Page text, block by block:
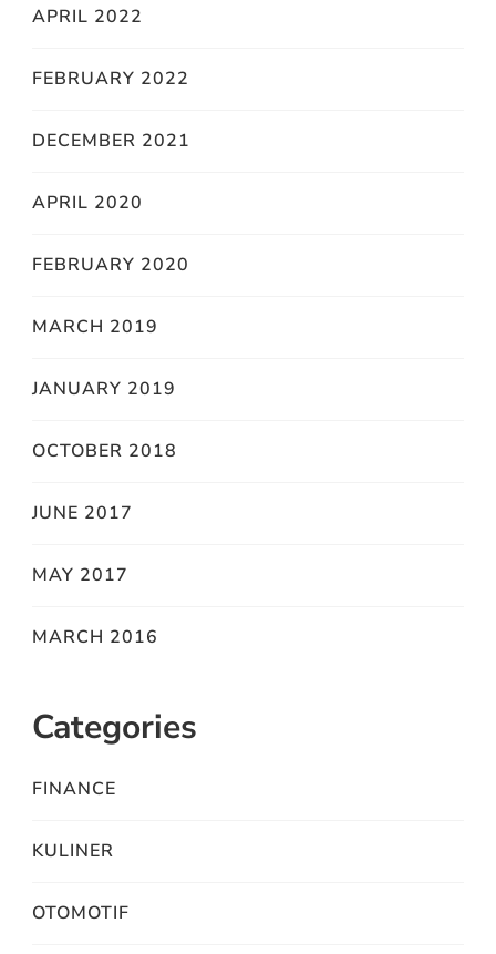
APRIL 2022
FEBRUARY 2022
DECEMBER 2021
APRIL 2020
FEBRUARY 2020
MARCH 2019
JANUARY 2019
OCTOBER 2018
JUNE 2017
MAY 2017
MARCH 2016
Categories
FINANCE
KULINER
OTOMOTIF